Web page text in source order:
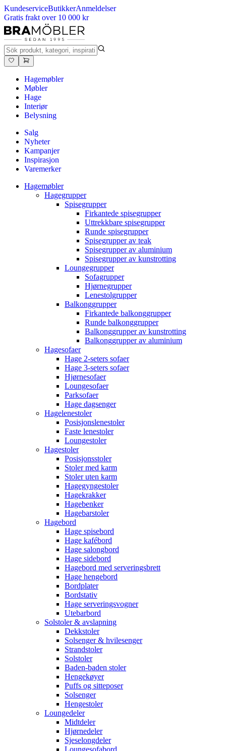
KundeserviceButikkerAnmeldelser
Gratis frakt over 10 000 kr
Hagemøbler
Møbler
Hage
Interiør
Belysning
Salg
Nyheter
Kampanjer
Inspirasjon
Varemerker
Hagemøbler
Hagegrupper
Spisegrupper
Firkantede spisegrupper
Uttrekkbare spisegrupper
Runde spisegrupper
Spisegrupper av teak
Spisegrupper av aluminium
Spisegrupper av kunstrotting
Loungegrupper
Sofagrupper
Hjørnegrupper
Lenestolgrupper
Balkonggrupper
Firkantede balkonggrupper
Runde balkonggrupper
Balkonggrupper av kunstrotting
Balkonggrupper av aluminium
Hagesofaer
Hage 2-seters sofaer
Hage 3-seters sofaer
Hjørnesofaer
Loungesofaer
Parksofaer
Hage dagsenger
Hagelenestoler
Posisjonslenestoler
Faste lenestoler
Loungestoler
Hagestoler
Posisjonsstoler
Stoler med karm
Stoler uten karm
Hagegyngestoler
Hagekrakker
Hagebenker
Hagebarstoler
Hagebord
Hage spisebord
Hage kafébord
Hage salongbord
Hage sidebord
Hagebord med serveringsbrett
Hage hengebord
Bordplater
Bordstativ
Hage serveringsvogner
Utebarbord
Solstoler & avslapning
Dekkstoler
Solsenger & hvilesenger
Strandstoler
Solstoler
Baden-baden stoler
Hengekøyer
Puffs og sitteposer
Solsenger
Hengestoler
Loungedeler
Midtdeler
Hjørnedeler
Sjeselongdeler